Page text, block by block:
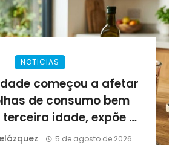
NOTICIAS
começou a afetar
de consumo bem
idade, expõe a
Suplementos
5 de agosto de 2026